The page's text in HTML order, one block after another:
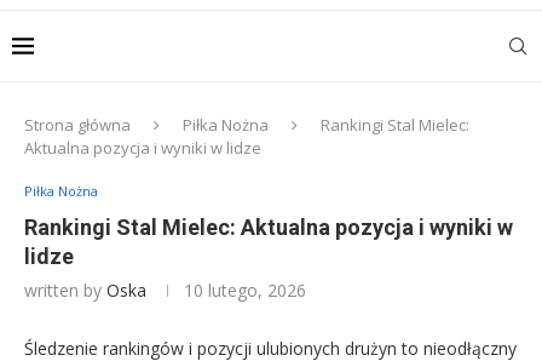
Strona główna Piłka Nożna
Rankingi Stal Mielec:
Aktualna pozycja i wyniki w lidze
Piłka Nożna
Rankingi Stal Mielec: Aktualna pozycja i wyniki w
lidze
written by Oska 10 lutego, 2026
Śledzenie rankingów i pozycji ulubionych drużyn to nieodłączny